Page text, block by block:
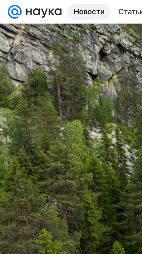
Новости